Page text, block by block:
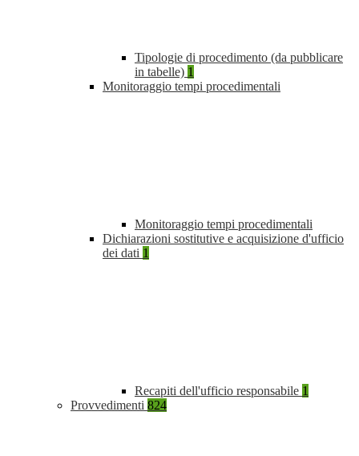
Tipologie di procedimento (da pubblicare
in tabelle) 1
Monitoraggio tempi procedimentali
Monitoraggio tempi procedimentali
Dichiarazioni sostitutive e acquisizione d'ufficio
dei dati 1
Recapiti dell'ufficio responsabile 1
Provvedimenti 824